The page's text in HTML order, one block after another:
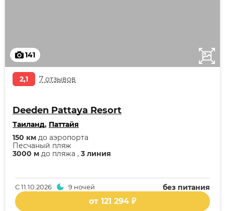
141
2,1 7 отзывов
Deeden Pattaya Resort
Таиланд, Паттайя
3000 м до пляжа , 3 линия
Песчаный пляж
150 км до аэропорта
без питания
С11.10.2026 9 ночей
от 121 294 ₽